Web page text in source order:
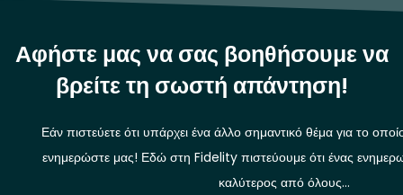
Αφήστε μας να σας βοηθήσουμε να
βρείτε τη σωστή απάντηση!
Εάν πιστεύετε ότι υπάρχει ένα άλλο σημαντικό θέμα για το
ενημερώστε μας! Εδώ στη Fidelity πιστεύουμε ότι ένας
καλύτερος από όλους…